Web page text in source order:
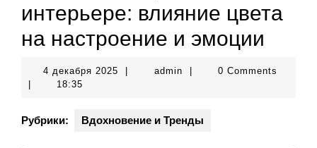
интерьере: влияние цвета
на настроение и эмоции
4 декабря 2025 adminadmin
0 Comments
18:35
Рубрики: Вдохновение и Тренды